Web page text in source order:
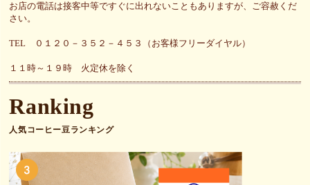
お店の電話は接客中等ですぐに出れないこともありますが、ご容赦くだ
さい。
TEL ０１２０－３５２－４５３（お客様フリーダイヤル）
１１時～１９時 火定休を除く
人気コーヒー豆ランキング